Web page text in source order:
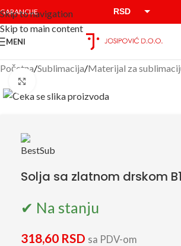
Skip to navigation
Skip to main content
GARANCIJE RSD
MENI
Početna/Sublimacija/Materijal za
Solja sa zlatnom drskom
✔ Na stanju
318,60 RSD sa PDV-om